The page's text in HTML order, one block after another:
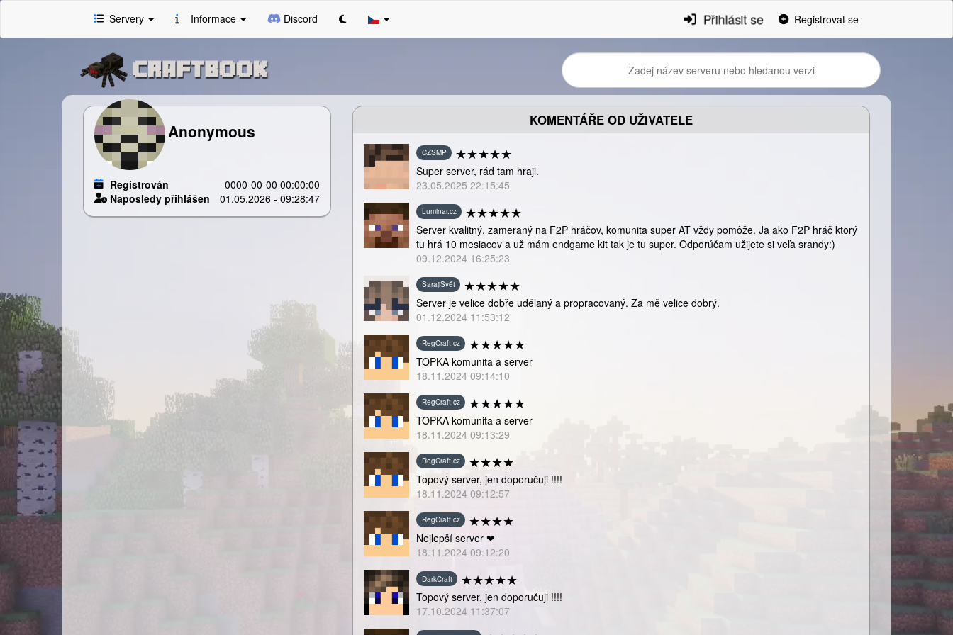
Servery Informace Discord Přihlásit se Registrovat se
Anonymous
Registrován
0000-00-00 00:00:00
Naposledy přihlášen
01.05.2026 - 09:28:47
KOMENTÁŘE OD UŽIVATELE
CZSMP ★★★★★
Super server, rád tam hraji.
23.05.2025 22:15:45
Luminar.cz ★★★★★
Server kvalitný, zameraný na F2P hráčov, komunita super AT vždy pomôže. Ja ako F2P hráč ktorý
tu hrá 10 mesiacov a už mám endgame kit tak je tu super. Odporúčam užijete si veľa srandy:)
09.12.2024 16:25:23
SarajiSvět ★★★★★
Server je velice dobře udělaný a propracovaný. Za mě velice dobrý.
01.12.2024 11:53:12
RegCraft.cz ★★★★★
TOPKA komunita a server
18.11.2024 09:14:10
RegCraft.cz ★★★★★
TOPKA komunita a server
18.11.2024 09:13:29
RegCraft.cz ★★★★
Topový server, jen doporučuji !!!!
18.11.2024 09:12:57
RegCraft.cz ★★★★
Nejlepší server ❤
18.11.2024 09:12:20
DarkCraft ★★★★★
Topový server, jen doporučuji !!!!
17.10.2024 11:37:07